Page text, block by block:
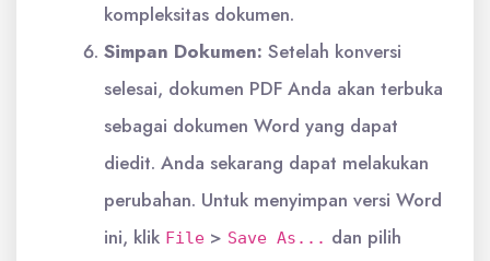
kompleksitas dokumen.
Simpan Dokumen: Setelah konversi
selesai, dokumen PDF Anda akan terbuka
sebagai dokumen Word yang dapat
diedit. Anda sekarang dapat melakukan
perubahan. Untuk menyimpan versi Word
ini, klik File > Save As... dan pilih